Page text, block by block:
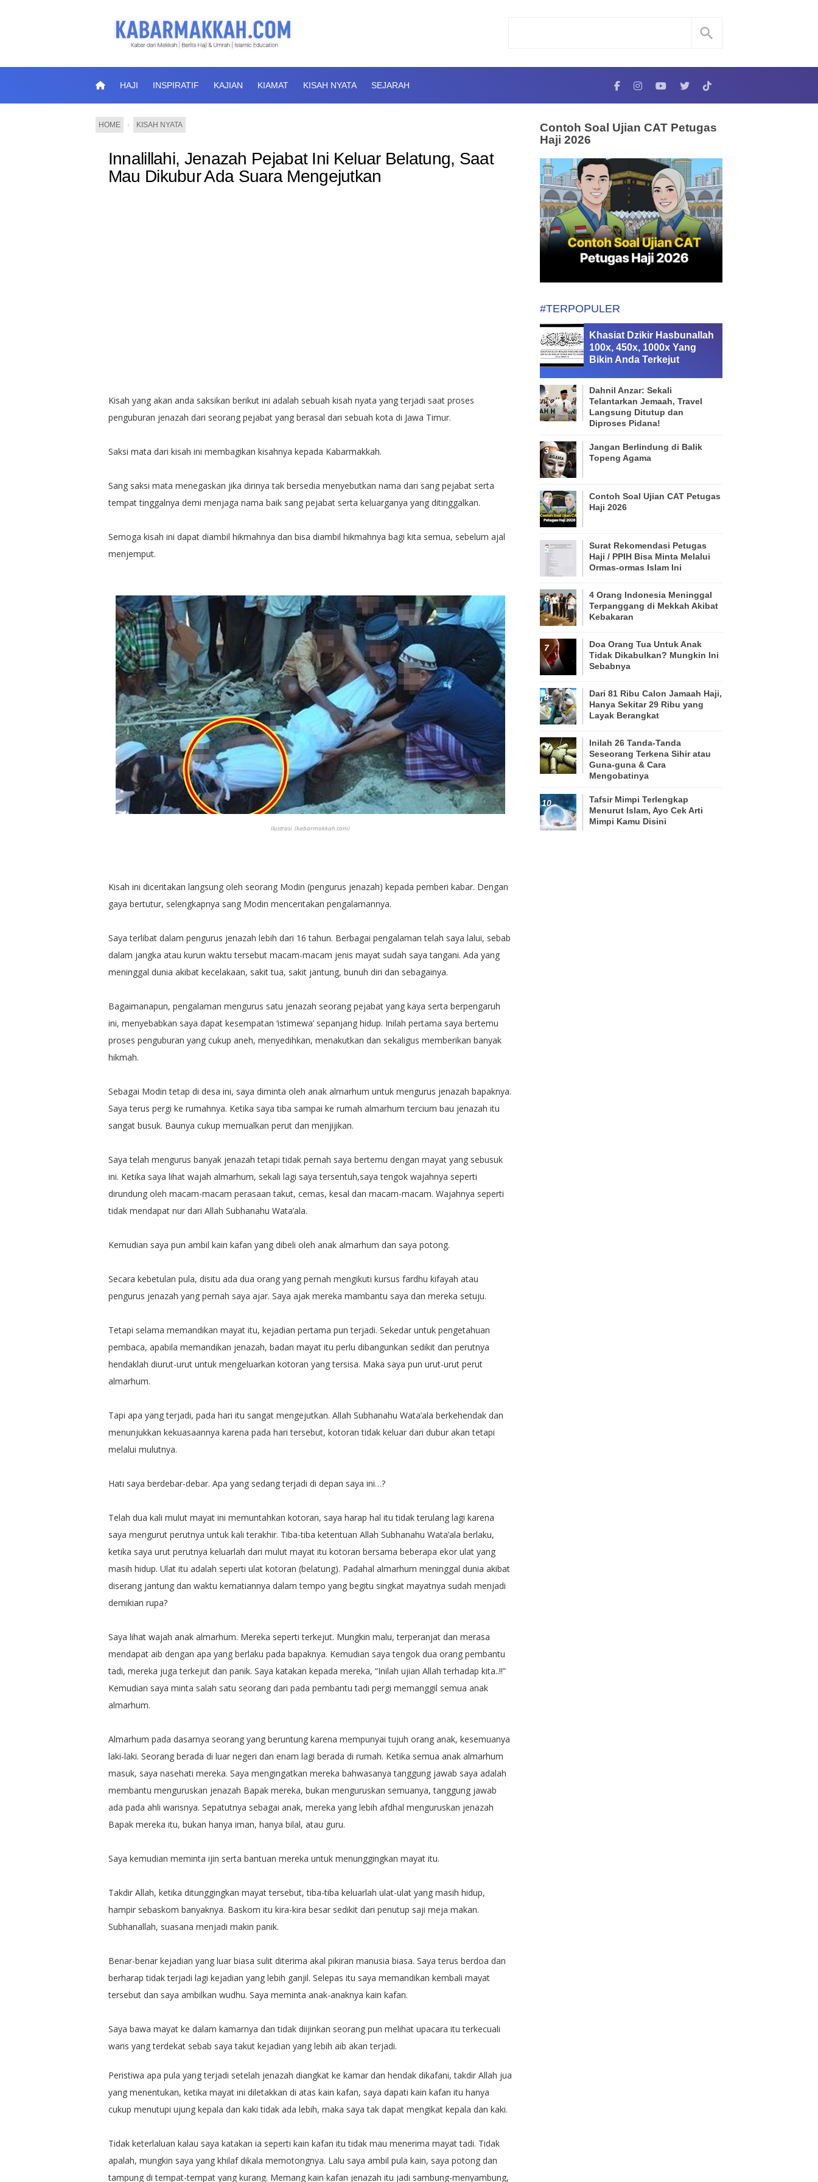
HAJI INSPIRATIF KAJIAN KIAMAT KISAH NYATA SEJARAH
HOME › KISAH NYATA
Innalillahi, Jenazah Pejabat Ini Keluar Belatung, Saat
Mau Dikubur Ada Suara Mengejutkan
Kisah yang akan anda saksikan berikut ini adalah sebuah kisah nyata yang terjadi saat proses
penguburan jenazah dari seorang pejabat yang berasal dari sebuah kota di Jawa Timur.
Saksi mata dari kisah ini membagikan kisahnya kepada Kabarmakkah.
Sang saksi mata menegaskan jika dirinya tak bersedia menyebutkan nama dari sang pejabat serta
tempat tinggalnya demi menjaga nama baik sang pejabat serta keluarganya yang ditinggalkan.
Semoga kisah ini dapat diambil hikmahnya dan bisa diambil hikmahnya bagi kita semua, sebelum ajal
menjemput.
Ilustrasi. (kabarmakkah.com)
Kisah ini diceritakan langsung oleh seorang Modin (pengurus jenazah) kepada pemberi kabar. Dengan
gaya bertutur, selengkapnya sang Modin menceritakan pengalamannya.
Saya terlibat dalam pengurus jenazah lebih dari 16 tahun. Berbagai pengalaman telah saya lalui, sebab
dalam jangka atau kurun waktu tersebut macam-macam jenis mayat sudah saya tangani. Ada yang
meninggal dunia akibat kecelakaan, sakit tua, sakit jantung, bunuh diri dan sebagainya.
Bagaimanapun, pengalaman mengurus satu jenazah seorang pejabat yang kaya serta berpengaruh
ini, menyebabkan saya dapat kesempatan ‘istimewa’ sepanjang hidup. Inilah pertama saya bertemu
proses penguburan yang cukup aneh, menyedihkan, menakutkan dan sekaligus memberikan banyak
hikmah.
Sebagai Modin tetap di desa ini, saya diminta oleh anak almarhum untuk mengurus jenazah bapaknya.
Saya terus pergi ke rumahnya. Ketika saya tiba sampai ke rumah almarhum tercium bau jenazah itu
sangat busuk. Baunya cukup memualkan perut dan menjijikan.
Saya telah mengurus banyak jenazah tetapi tidak pernah saya bertemu dengan mayat yang sebusuk
ini. Ketika saya lihat wajah almarhum, sekali lagi saya tersentuh,saya tengok wajahnya seperti
dirundung oleh macam-macam perasaan takut, cemas, kesal dan macam-macam. Wajahnya seperti
tidak mendapat nur dari Allah Subhanahu Wata’ala.
Kemudian saya pun ambil kain kafan yang dibeli oleh anak almarhum dan saya potong.
Secara kebetulan pula, disitu ada dua orang yang pernah mengikuti kursus fardhu kifayah atau
pengurus jenazah yang pernah saya ajar. Saya ajak mereka mambantu saya dan mereka setuju.
Tetapi selama memandikan mayat itu, kejadian pertama pun terjadi. Sekedar untuk pengetahuan
pembaca, apabila memandikan jenazah, badan mayat itu perlu dibangunkan sedikit dan perutnya
hendaklah diurut-urut untuk mengeluarkan kotoran yang tersisa. Maka saya pun urut-urut perut
almarhum.
Tapi apa yang terjadi, pada hari itu sangat mengejutkan. Allah Subhanahu Wata’ala berkehendak dan
menunjukkan kekuasaannya karena pada hari tersebut, kotoran tidak keluar dari dubur akan tetapi
melalui mulutnya.
Hati saya berdebar-debar. Apa yang sedang terjadi di depan saya ini…?
Telah dua kali mulut mayat ini memuntahkan kotoran, saya harap hal itu tidak terulang lagi karena
saya mengurut perutnya untuk kali terakhir. Tiba-tiba ketentuan Allah Subhanahu Wata’ala berlaku,
ketika saya urut perutnya keluarlah dari mulut mayat itu kotoran bersama beberapa ekor ulat yang
masih hidup. Ulat itu adalah seperti ulat kotoran (belatung). Padahal almarhum meninggal dunia akibat
diserang jantung dan waktu kematiannya dalam tempo yang begitu singkat mayatnya sudah menjadi
demikian rupa?
Saya lihat wajah anak almarhum. Mereka seperti terkejut. Mungkin malu, terperanjat dan merasa
mendapat aib dengan apa yang berlaku pada bapaknya. Kemudian saya tengok dua orang pembantu
tadi, mereka juga terkejut dan panik. Saya katakan kepada mereka, “Inilah ujian Allah terhadap kita..!!”
Kemudian saya minta salah satu seorang dari pada pembantu tadi pergi memanggil semua anak
almarhum.
Almarhum pada dasarnya seorang yang beruntung karena mempunyai tujuh orang anak, kesemuanya
laki-laki. Seorang berada di luar negeri dan enam lagi berada di rumah. Ketika semua anak almarhum
masuk, saya nasehati mereka. Saya mengingatkan mereka bahwasanya tanggung jawab saya adalah
membantu menguruskan jenazah Bapak mereka, bukan menguruskan semuanya, tanggung jawab
ada pada ahli warisnya. Sepatutnya sebagai anak, mereka yang lebih afdhal menguruskan jenazah
Bapak mereka itu, bukan hanya iman, hanya bilal, atau guru.
Saya kemudian meminta ijin serta bantuan mereka untuk menunggingkan mayat itu.
Takdir Allah, ketika ditunggingkan mayat tersebut, tiba-tiba keluarlah ulat-ulat yang masih hidup,
hampir sebaskom banyaknya. Baskom itu kira-kira besar sedikit dari penutup saji meja makan.
Subhanallah, suasana menjadi makin panik.
Benar-benar kejadian yang luar biasa sulit diterima akal pikiran manusia biasa. Saya terus berdoa dan
berharap tidak terjadi lagi kejadian yang lebih ganjil. Selepas itu saya memandikan kembali mayat
tersebut dan saya ambilkan wudhu. Saya meminta anak-anaknya kain kafan.
Saya bawa mayat ke dalam kamarnya dan tidak diijinkan seorang pun melihat upacara itu terkecuali
waris yang terdekat sebab saya takut kejadian yang lebih aib akan terjadi.
Peristiwa apa pula yang terjadi setelah jenazah diangkat ke kamar dan hendak dikafani, takdir Allah jua
yang menentukan, ketika mayat ini diletakkan di atas kain kafan, saya dapati kain kafan itu hanya
cukup menutupi ujung kepala dan kaki tidak ada lebih, maka saya tak dapat mengikat kepala dan kaki.
Tidak keterlaluan kalau saya katakan ia seperti kain kafan itu tidak mau menerima mayat tadi. Tidak
apalah, mungkin saya yang khilaf dikala memotongnya. Lalu saya ambil pula kain, saya potong dan
tampung di tempat-tempat yang kurang. Memang kain kafan jenazah itu jadi sambung-menyambung,
Contoh Soal Ujian CAT Petugas
Haji 2026
#TERPOPULER
Khasiat Dzikir Hasbunallah
100x, 450x, 1000x Yang
Bikin Anda Terkejut
Dahnil Anzar: Sekali
Telantarkan Jemaah, Travel
Langsung Ditutup dan
Diproses Pidana!
Jangan Berlindung di Balik
Topeng Agama
Contoh Soal Ujian CAT Petugas
Haji 2026
Surat Rekomendasi Petugas
Haji / PPIH Bisa Minta Melalui
Ormas-ormas Islam Ini
4 Orang Indonesia Meninggal
Terpanggang di Mekkah Akibat
Kebakaran
Doa Orang Tua Untuk Anak
Tidak Dikabulkan? Mungkin Ini
Sebabnya
Dari 81 Ribu Calon Jamaah Haji,
Hanya Sekitar 29 Ribu yang
Layak Berangkat
Inilah 26 Tanda-Tanda
Seseorang Terkena Sihir atau
Guna-guna & Cara
Mengobatinya
Tafsir Mimpi Terlengkap
Menurut Islam, Ayo Cek Arti
Mimpi Kamu Disini